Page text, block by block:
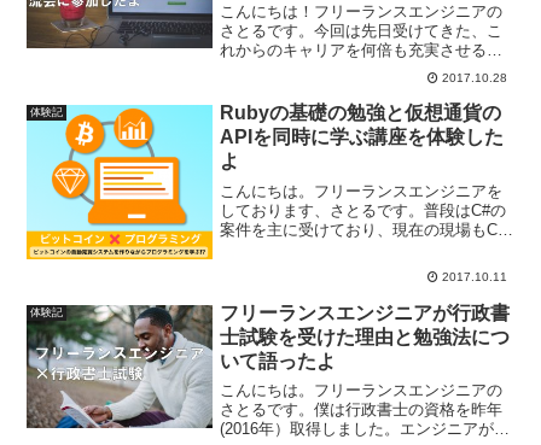
こんにちは！フリーランスエンジニアの
さとるです。今回は先日受けてきた、こ
れからのキャリアを何倍も充実させる！
SEステップアップ交流会についてレポー
トします。「SEをされている方で今後ど
うキャリアを積んでいこうか？」「新し
いことをやってみたい...
2017.10.28
体験記
Rubyの基礎の勉強と仮想通貨の
APIを同時に学ぶ講座を体験した
よ
こんにちは。フリーランスエンジニアを
しております、さとるです。普段はC#の
案件を主に受けており、現在の現場もC#
かし、何年も同じ技術での案件を続けて
いると、慣れてくる反面、次の2点の悩み
が出てきました。...
2017.10.11
体験記
フリーランスエンジニアが行政書
士試験を受けた理由と勉強法につ
いて語ったよ
こんにちは。フリーランスエンジニアの
さとるです。僕は行政書士の資格を昨年
(2016年）取得しました。エンジニアが法